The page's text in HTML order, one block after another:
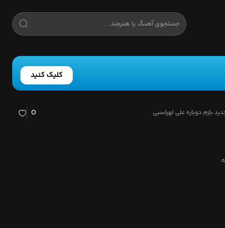
کلیک کنید
بازم دوباره علی لهراسبی 0